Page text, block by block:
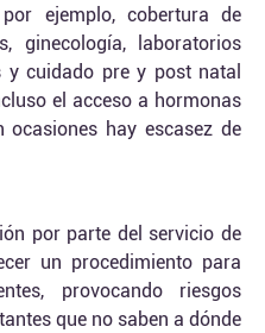
ejemplo, cobertura de
ginecología, laboratorios
y cuidado pre y post natal
el acceso a hormonas
hay escasez de
por parte del servicio de
un procedimiento para
provocando riesgos
que no saben a dónde